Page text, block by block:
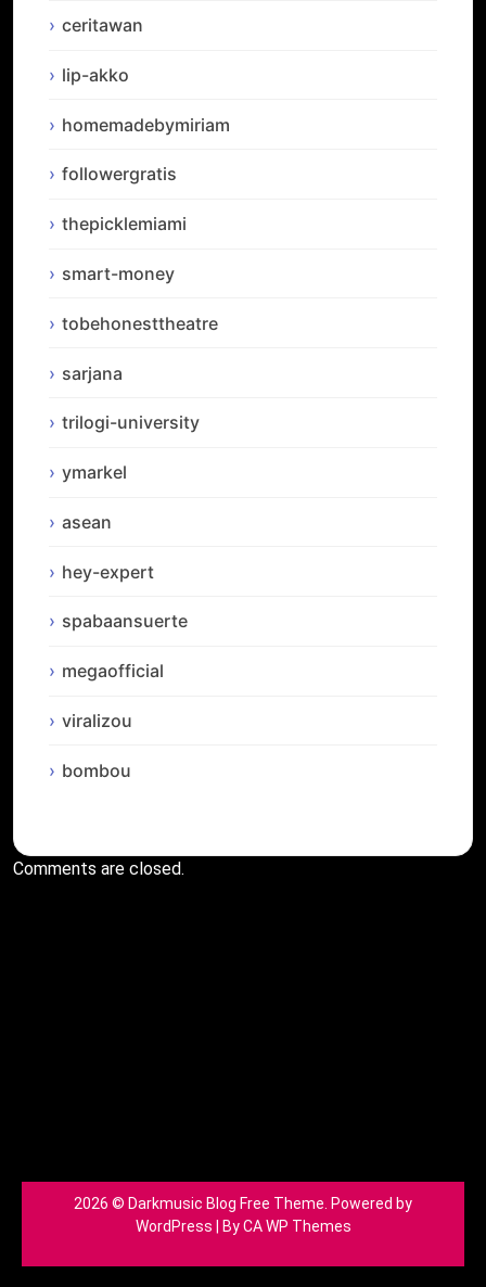
ceritawan
lip-akko
homemadebymiriam
followergratis
thepicklemiami
smart-money
tobehonesttheatre
sarjana
trilogi-university
ymarkel
asean
hey-expert
spabaansuerte
megaofficial
viralizou
bombou
Comments are closed.
2026 © Darkmusic Blog Free Theme. Powered by
WordPress | ByCA WP Themes